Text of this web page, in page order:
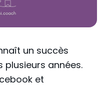
un succès
années.
et